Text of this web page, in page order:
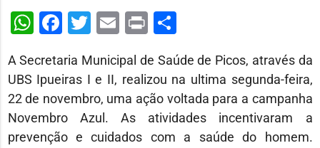
WhatsApp
Facebook
Twitter
EmailPrint
A Secretaria Municipal de Saúde de Picos, através da
UBS Ipueiras I e II, realizou na ultima segunda-feira,
22 de novembro, uma ação voltada para a campanha
Novembro Azul. As atividades incentivaram a
prevenção e cuidados com a saúde do homem.